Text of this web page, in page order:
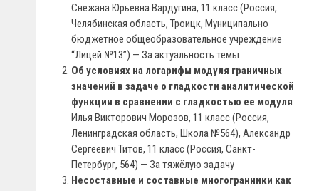
Снежана Юрьевна Вардугина, 11 класс (Россия,
Челябинская область, Троицк, Муниципально
бюджетное общеобразовательное учреждение
“Лицей №13”) — За актуальность темы
Об условиях на логарифм модуля граничных
значений в задаче о гладкости аналитической
функции в сравнении с гладкостью ее модуля
Илья Викторович Морозов, 11 класс (Россия,
Ленинградская область, Школа №564), Александр
Сергеевич Титов, 11 класс (Россия, Санкт-
Петербург, 564) — За тяжёлую задачу
Несоставные и составные многогранники как